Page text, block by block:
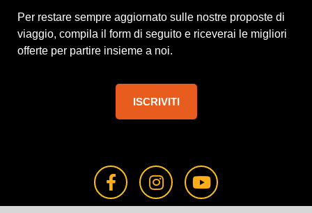
Per restare sempre aggiornato sulle nostre proposte di
viaggio, compila il form di seguito e riceverai le migliori
offerte per partire insieme a noi.
ISCRIVITI